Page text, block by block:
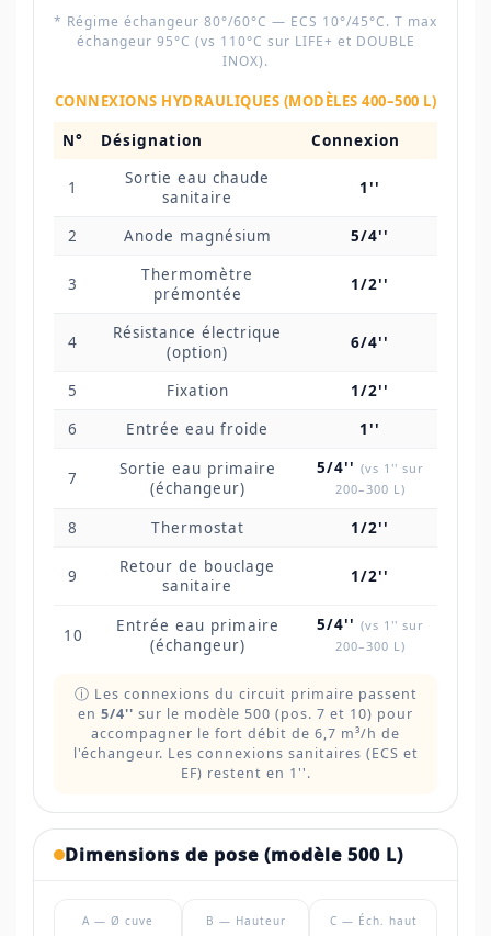
* Régime échangeur 80°/60°C — ECS 10°/45°C. T max
échangeur 95°C (vs 110°C sur LIFE+ et DOUBLE
INOX).
CONNEXIONS HYDRAULIQUES (MODÈLES 400–500 L)
N°
Désignation Connexion
1
Sortie eau chaude
sanitaire
1''
2 Anode magnésium 5/4''
3
Thermomètre
prémontée
1/2''
4
Résistance électrique
(option)
6/4''
5 Fixation
1/2''
6
Entrée eau froide 1''
7
Sortie eau primaire
(échangeur)
5/4'' (vs 1'' sur
200–300 L)
8 Thermostat 1/2''
9
Retour de bouclage
sanitaire
1/2''
10
Entrée eau primaire
(échangeur)
5/4'' (vs 1'' sur
200–300 L)
ⓘ Les connexions du circuit primaire passent
en 5/4'' sur le modèle 500 (pos. 7 et 10) pour
accompagner le fort débit de 6,7 m³/h de
l'échangeur. Les connexions sanitaires (ECS et
EF) restent en 1''.
Dimensions de pose (modèle 500 L)
A — Ø cuve
B — Hauteur
C — Éch. haut